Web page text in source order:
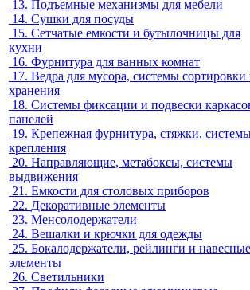
13. Подъемные механизмы для мебели
14. Сушки для посуды
15. Сетчатые емкости и бутылочницы для
кухни
16. Фурнитура для ванных комнат
17. Ведра для мусора, системы сортировки
хранения
18. Системы фиксации и подвески
панелей
19. Крепежная фурнитура, стяжки,
крепления
20. Направляющие, метабоксы, системы
выдвижения
21. Емкости для столовых приборов
22. Декоративные элементы
23. Менсолодержатели
24. Вешалки и крючки для одежды
25. Бокалодержатели, рейлинги и навесные
элементы
26. Светильники